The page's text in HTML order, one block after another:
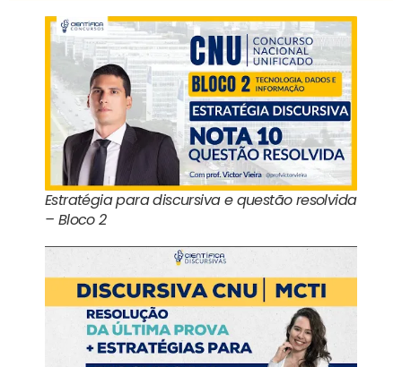
Estratégia para discursiva e questão resolvida
– Bloco 2